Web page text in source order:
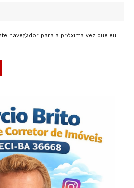
navegador para a próxima vez que eu